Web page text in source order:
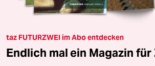
taz FUTURZWEI im Abo entdecken
Endlich mal ein Magazin